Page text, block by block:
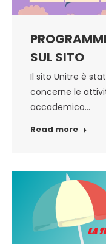
SUL SITO
Il sito Unitre è
concerne le
accademico…
Read more